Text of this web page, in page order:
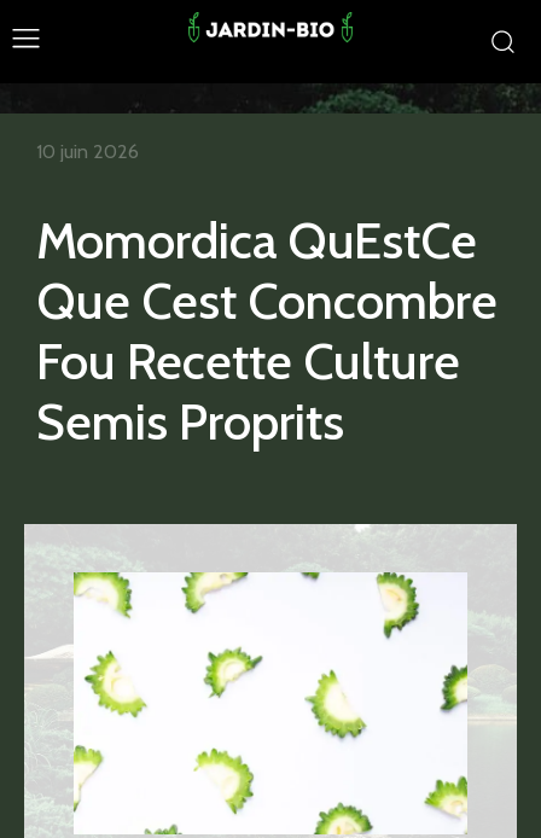
Momordica QuEstCe
Que Cest Concombre
Fou Recette Culture
Semis Proprits
10 juin 2026